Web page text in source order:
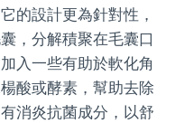
的設計更為針對性，
，分解積聚在毛囊口
入一些有助於軟化角
酸或酵素，幫助去除
消炎抗菌成分，以舒